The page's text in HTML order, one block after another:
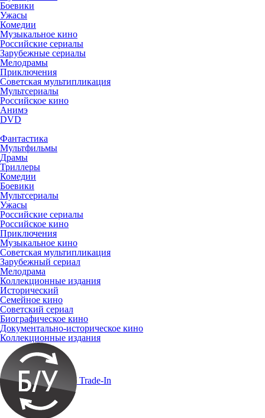
Боевики
Ужасы
Комедии
Музыкальное кино
Российские сериалы
Зарубежные сериалы
Мелодрамы
Приключения
Советская мультипликация
Мультсериалы
Российское кино
Анимэ
DVD
Фантастика
Мультфильмы
Драмы
Триллеры
Комедии
Боевики
Мультсериалы
Ужасы
Российские сериалы
Российское кино
Приключения
Музыкальное кино
Советская мультипликация
Зарубежный сериал
Мелодрама
Коллекционные издания
Исторический
Семейное кино
Советский сериал
Биографическое кино
Документально-историческое кино
Коллекционные издания
Trade-In